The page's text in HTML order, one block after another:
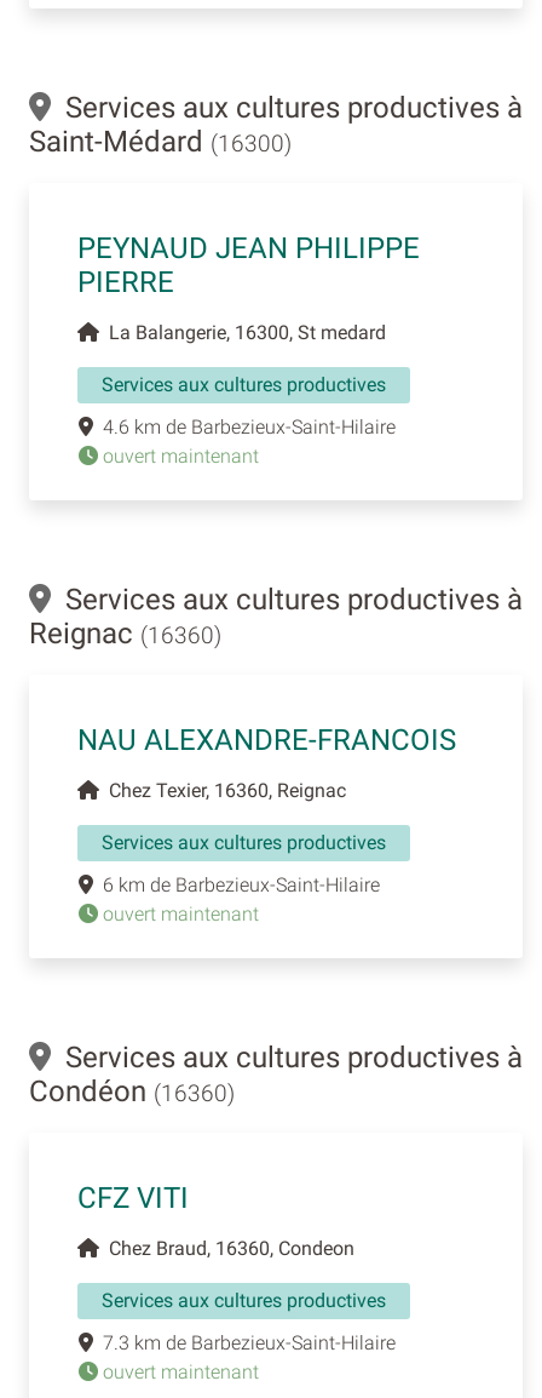
Services aux cultures productives à
Saint-Médard (16300)
PEYNAUD JEAN PHILIPPE
PIERRE
La Balangerie, 16300, St medard
Services aux cultures productives
4.6 km de Barbezieux-Saint-Hilaire
ouvert maintenant
Services aux cultures productives à
Reignac (16360)
NAU ALEXANDRE-FRANCOIS
Chez Texier, 16360, Reignac
Services aux cultures productives
6 km de Barbezieux-Saint-Hilaire
ouvert maintenant
Services aux cultures productives à
Condéon (16360)
CFZ VITI
Chez Braud, 16360, Condeon
Services aux cultures productives
7.3 km de Barbezieux-Saint-Hilaire
ouvert maintenant